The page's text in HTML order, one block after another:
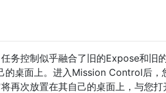
务控制似乎融合了旧的Expose和旧
的桌面上。进入Mission Control后，
再次放置在其自己的桌面上，与您打